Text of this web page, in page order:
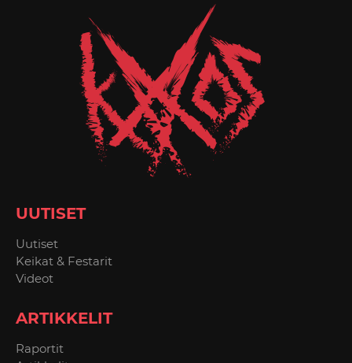
UUTISET
Uutiset
Keikat & Festarit
Videot
ARTIKKELIT
Raportit